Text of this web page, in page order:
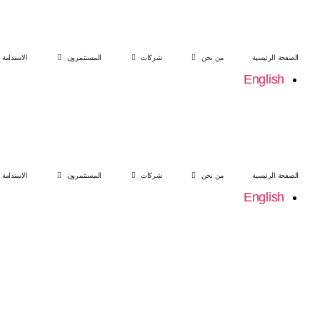
الصفحة الرئيسية من نحن شركات المستثمرون الاستدامة
English
الصفحة الرئيسية من نحن شركات المستثمرون الاستدامة
English